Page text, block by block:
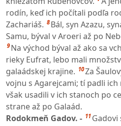
rodín, keď ich počítali podľa
Zachariáš. 8 Bál, syn Azazu,
Samu, býval v Aroeri až po
9 Na východ býval až ako sa
rieky Eufrat, lebo mali
galaádskej krajine. 10Za
vojnu s Agarejcami; tí padli
však usadili v ich stanoch po
strane až po Galaád.
Rodokmeň Gadov. - 11 Gadovi